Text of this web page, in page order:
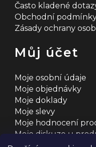
Často kladené
Obchodní
Zásady ochrany
Můj účet
Moje osobní údaje
Moje objednávky
Moje doklady
Moje slevy
Moje hodnocení
Moje diskuze u